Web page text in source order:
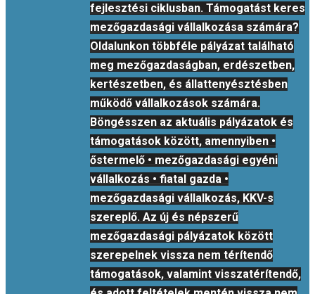
fejlesztési ciklusban. Támogatást keres
mezőgazdasági vállalkozása számára?
Oldalunkon többféle pályázat található
meg mezőgazdaságban, erdészetben,
kertészetben, és állattenyésztésben
működő vállalkozások számára.
Böngésszen az aktuális pályázatok és
támogatások között, amennyiben •
őstermelő • mezőgazdasági egyéni
vállalkozás • fiatal gazda •
mezőgazdasági vállalkozás, KKV-s
szereplő. Az új és népszerű
mezőgazdasági pályázatok között
szerepelnek vissza nem térítendő
támogatások, valamint visszatérítendő,